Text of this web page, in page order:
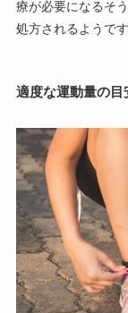
療が必要になるそ
処方されるようで
適度な運動量の目